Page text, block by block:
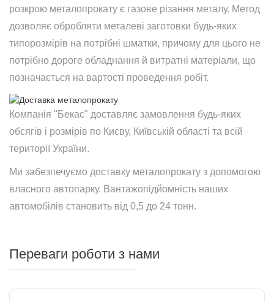
розкрою металопрокату є газове різання металу. Метод
дозволяє обробляти металеві заготовки будь-яких
типорозмірів на потрібні шматки, причому для цього не
потрібно дороге обладнання й витратні матеріали, що
позначається на вартості проведення робіт.
Компанія "Бекас" доставляє замовлення будь-яких
обсягів і розмірів по Києву, Київській області та всій
території України.
Ми забезпечуємо доставку металопрокату з допомогою
власного автопарку. Вантажопідйомність наших
автомобілів становить від 0,5 до 24 тонн.
Переваги роботи з нами